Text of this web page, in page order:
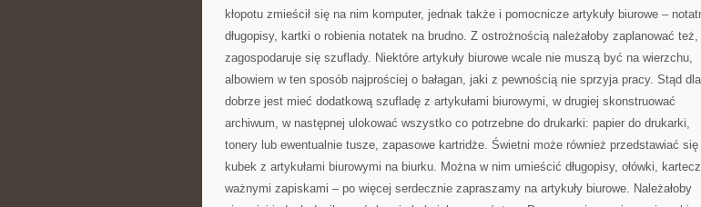
kłopotu zmieścił się na nim komputer, jednak także i pomocnicze artykuły biurowe –
długopisy, kartki o robienia notatek na brudno. Z ostrożnością należałoby zaplanować
zagospodaruje się szuflady. Niektóre artykuły biurowe wcale nie muszą być na wierzchu,
albowiem w ten sposób najprościej o bałagan, jaki z pewnością nie sprzyja pracy. Stąd
dobrze jest mieć dodatkową szufladę z artykułami biurowymi, w drugiej skonstruować
archiwum, w następnej ulokować wszystko co potrzebne do drukarki: papier do drukarki,
tonery lub ewentualnie tusze, zapasowe kartridże. Świetni może również przedstawiać się
kubek z artykułami biurowymi na biurku. Można w nim umieścić długopisy, ołówki,
ważnymi zapiskami – po więcej serdecznie zapraszamy na artykuły biurowe. Należałoby